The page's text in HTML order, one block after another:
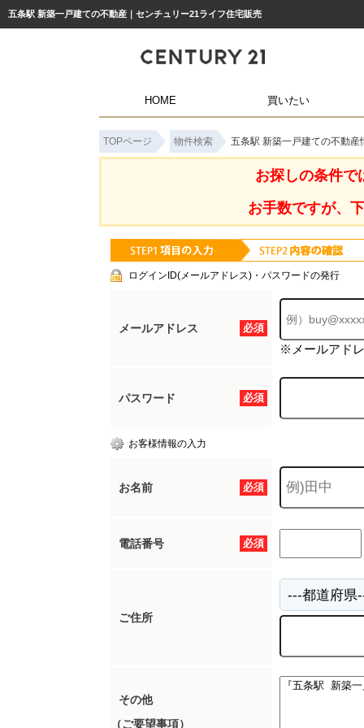
五条駅 新築一戸建ての不動産｜センチュリー21ライフ住宅販売
HOME 買いたい
TOPページ 物件検索 五条駅 新築一戸建ての不動産
お探しの条件で
お手数ですが、
ログインID(メールアドレス)・パスワードの発行
必須
メールアドレス
※メールアド
必須
パスワード
お客様情報の入力
必須
お名前
必須
電話番号
ご住所
その他
（ご要望事項）